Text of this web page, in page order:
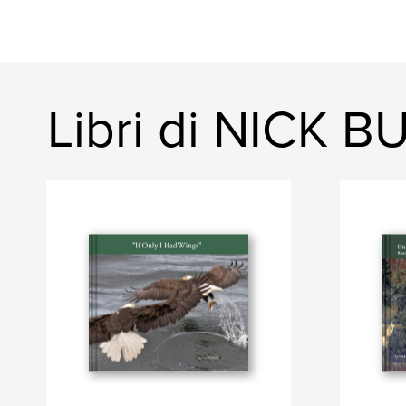
Libri di NICK